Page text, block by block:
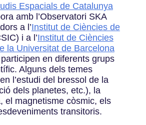
Espacials de Catalunya
amb l’Observatori SKA
a l’Institut de Ciències de
i a l’Institut de Ciències
la Universitat de Barcelona
en diferents grups
Alguns dels temes
l’estudi del bressol de la
dels planetes, etc.), la
el magnetisme còsmic, els
transitoris.